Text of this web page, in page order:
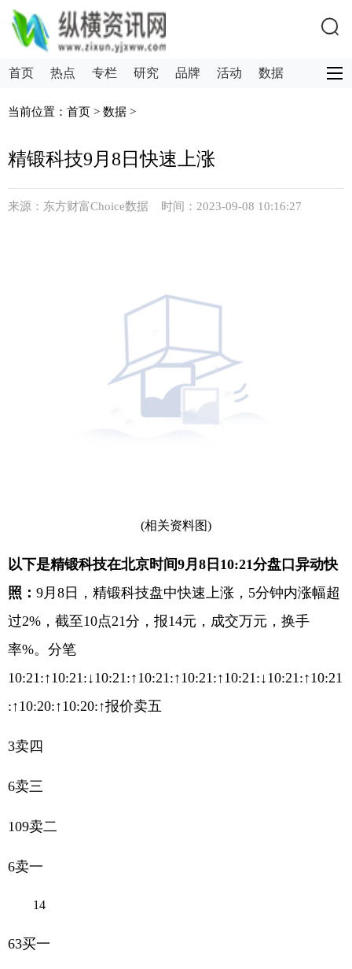
首页 热点 专栏 研究 品牌 活动 数据
当前位置： 首页 > 数据 >
精锻科技9月8日快速上涨
来源：东方财富Choice数据 时间：2023-09-08 10:16:27
(相关资料图)
以下是精锻科技在北京时间9月8日10:21分盘口异动快
照： 9月8日，精锻科技盘中快速上涨，5分钟内涨幅超
过2%，截至10点21分，报14元，成交万元，换手
率%。 分笔
10:21:↑10:21:↓10:21:↑10:21:↑10:21:↑10:21:↓10:21:↑10:21
:↑10:20:↑10:20:↑报价卖五
3卖四
6卖三
109卖二
6卖一
14
63买一